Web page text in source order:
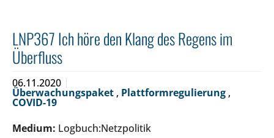
LNP367 Ich höre den Klang des Regens im
Überfluss
06.11.2020
Überwachungspaket , Plattformregulierung ,
COVID-19
Medium: Logbuch:Netzpolitik